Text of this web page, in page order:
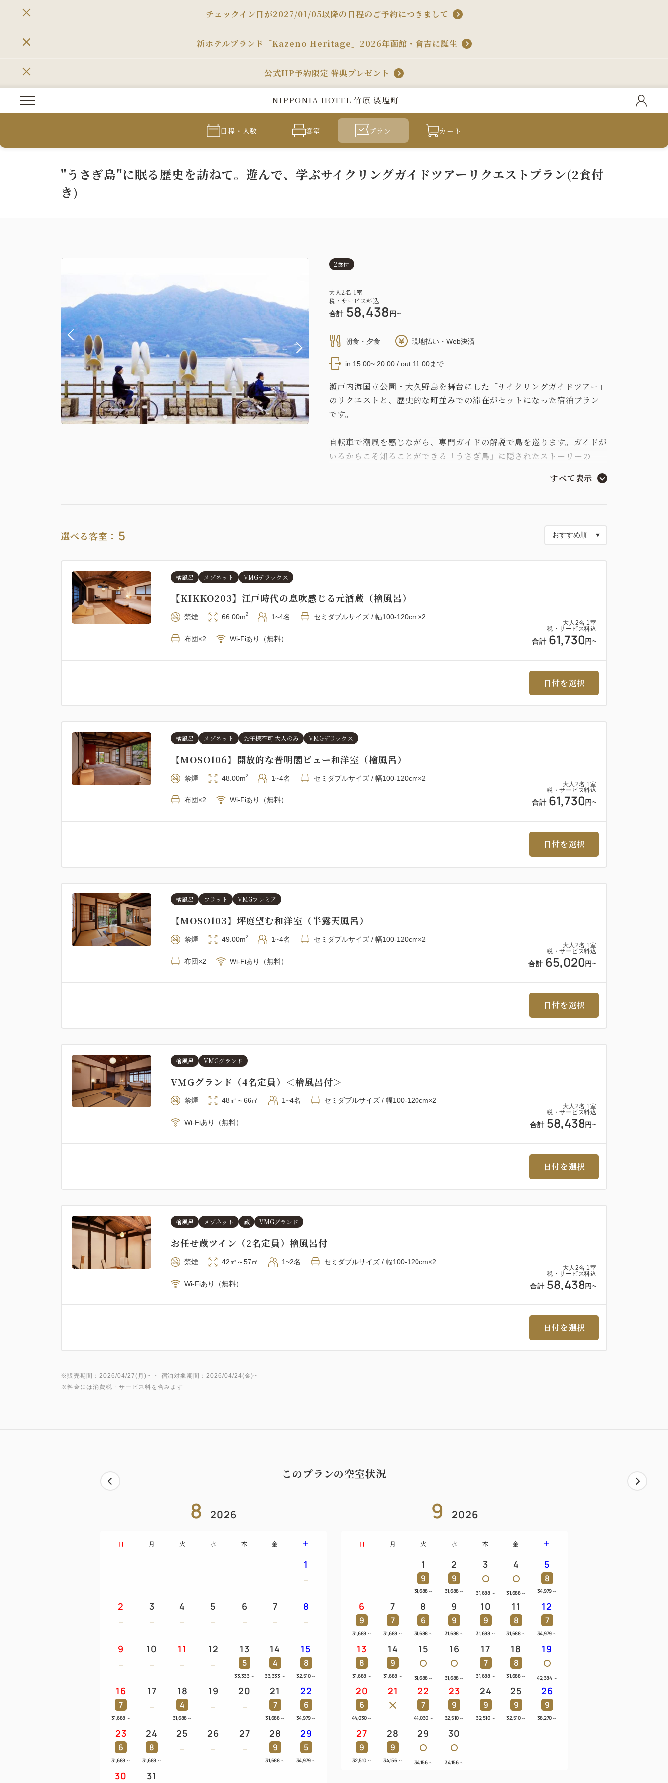
チェックイン日が2027/01/05以降の日程のご予約につきまして
新ホテルブランド「Kazeno Heritage」2026年函館・倉吉に誕生
公式HP予約限定 特典プレゼント
NIPPONIA HOTEL 竹原 製塩町
日程・人数 客室 プラン カート
"うさぎ島"に眠る歴史を訪ねて。遊んで、学ぶサイクリングガイドツアーリクエストプラン(2食付
き)
2食付
大人2名 1室
税・サービス料込
合計 58,438 円~
朝食・夕食 現地払い・Web決済
in 15:00~ 20:00 / out 11:00まで
瀬戸内海国立公園・大久野島を舞台にした「サイクリングガイドツアー」
のリクエストと、歴史的な町並みでの滞在がセットになった宿泊プラン
です。
自転車で潮風を感じながら、専門ガイドの解説で島を巡ります。ガイドが
いるからこそ知ることができる「うさぎ島」に隠されたストーリーの
体験と合わせて、ホテルでは地元食材をふんだんに使用した贅沢なフルコ
※本プランはサイクリングガイドツアー“リクエスト”プランです。
受入先との調整のため、ご回答までに1週間ほどお日にちを頂戴する場合
・2食付（夕・朝食）
■体験の流れ
①13:30〜（1日目チェックイン当日）
②10:30〜（2日目チェックアウト後）からお選びいただけます。
枠に限りがあるため、ご希望に添えない場合がございます。
13:00 大久野島に上陸・ガイドツアー受付
16:30 NIPPONIA HOTEL 竹原 製塩町にチェックイン
08:00 ご朝食
11:30 忠海港から大久野島へ移動
15:00 ツアー終了、解散。帰路へ。
・参加者条件： 自転車の乗車が可能な方
※電動自転車は大人用のみとなりますので、お子様がいる場合、コースを
変更する可能性がございます。
・言語対応：ガイドに空きがある場合に限り、英語でのご案内も可能で
・送迎はございませんので、お客様自身で手配をお願いいたします。
など地元食材をふんだんに使用し
・広島サーモンの生ハム風とセルヴェルドカニュ エクレア仕立て
・峠下牛のロースト 季節の野菜と酒粕ジャガイモピューレ
お目覚めには、十六穀米、魚の幽庵焼き、酒粕汁、
※アレルギー、お苦手な食材等ございましたら、お申し付けくださいま
ご夕食・ご朝食をお召し上がりいただくダイニングは2階にございますた
め、階段でのご案内となります。階段のご利用にご不安のある方は、事前
■宿泊者限定クラブラウンジ
トドリンクな ど、約15種類のドリンクをご用意しております。
観光の合間の休憩、ディナー後のリラックスタイムなど、お好きなタイミ
ングでごゆっくりとお愉しみください。
※臨時クローズの場合あり
すべて表示
選べる客室： 5
大人 2名 1室
税・サービス料込
合計 61,730 円~
檜風呂 メゾネット VMGデラックス
【KIKKO203】江戸時代の息吹感じる元酒蔵（檜風呂）
禁煙 66.00m2 1~4名 セミダブルサイズ / 幅100-120cm×2
布団×2 Wi-Fiあり（無料）
日付を選択
大人 2名 1室
税・サービス料込
合計 61,730 円~
檜風呂 メゾネット お子様不可 大人のみ VMGデラックス
【MOSO106】開放的な普明閣ビュー和洋室（檜風呂）
禁煙 48.00m2 1~4名 セミダブルサイズ / 幅100-120cm×2
布団×2 Wi-Fiあり（無料）
日付を選択
大人 2名 1室
税・サービス料込
合計 65,020 円~
檜風呂 フラット VMGプレミア
【MOSO103】坪庭望む和洋室（半露天風呂）
禁煙 49.00m2 1~4名 セミダブルサイズ / 幅100-120cm×2
布団×2 Wi-Fiあり（無料）
日付を選択
大人 2名 1室
税・サービス料込
合計 58,438 円~
檜風呂 VMGグランド
VMGグランド（4名定員）＜檜風呂付＞
禁煙 48㎡～66㎡ 1~4名 セミダブルサイズ / 幅100-120cm×2
Wi-Fiあり（無料）
日付を選択
大人 2名 1室
税・サービス料込
合計 58,438 円~
檜風呂 メゾネット 蔵 VMGグランド
お任せ蔵ツイン（2名定員）檜風呂付
禁煙 42㎡～57㎡ 1~2名 セミダブルサイズ / 幅100-120cm×2
Wi-Fiあり（無料）
日付を選択
※販売期間：2026/04/27(月)~ ・ 宿泊対象期間：2026/04/24(金)~
※料金には消費税・サービス料を含みます
このプランの空室状況
8 2026
日 月 火 水 木 金 土
1
2 3 4 5 6 7 8
9 10 11 12 13
5
33,333 ～
14
4
33,333 ～
15
8
32,510 ～
16
7
31,688 ～
17 18
4
31,688 ～
19 20 21
7
31,688 ～
22
6
34,979 ～
23
6
31,688 ～
24
8
31,688 ～
25 26 27 28
9
31,688 ～
29
5
34,979 ～
30 31
9 2026
日 月 火 水 木 金 土
1
9
31,688 ～
2
9
31,688 ～
3
31,688 ～
4
31,688 ～
5
8
34,979 ～
6
9
31,688 ～
7
7
31,688 ～
8
6
31,688 ～
9
9
31,688 ～
10
9
31,688 ～
11
8
31,688 ～
12
7
34,979 ～
13
8
31,688 ～
14
9
31,688 ～
15
31,688 ～
16
31,688 ～
17
7
31,688 ～
18
8
31,688 ～
19
42,384 ～
20
6
44,030 ～
21 22
7
44,030 ～
23
9
32,510 ～
24
9
32,510 ～
25
9
32,510 ～
26
9
38,270 ～
27
9
32,510 ～
28
9
34,156 ～
29
34,156 ～
30
34,156 ～